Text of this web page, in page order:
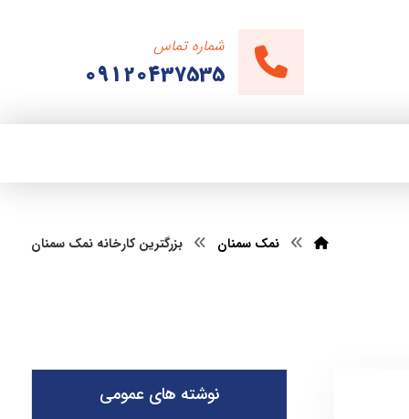
شماره تماس
09120437535
نمک سمنان بزرگترین کارخانه نمک سمنان
نوشته های عمومی